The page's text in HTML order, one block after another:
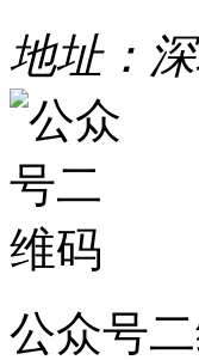
地址：
公众号